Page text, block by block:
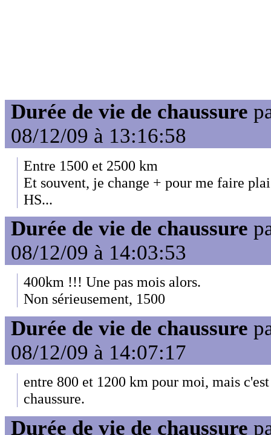
Durée de vie de chaussure
08/12/09 à 13:16:58
Entre 1500 et 2500 km
Et souvent, je change + pour me faire
HS...
Durée de vie de chaussure
08/12/09 à 14:03:53
400km !!! Une pas mois alors.
Non sérieusement, 1500
Durée de vie de chaussure
08/12/09 à 14:07:17
entre 800 et 1200 km pour moi, mais
chaussure.
Durée de vie de chaussure